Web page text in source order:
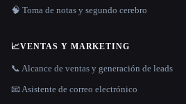
🧠 Toma de notas y segundo cerebro
📈VENTAS Y MARKETING
📞 Alcance de ventas y generación de leads
📧 Asistente de correo electrónico